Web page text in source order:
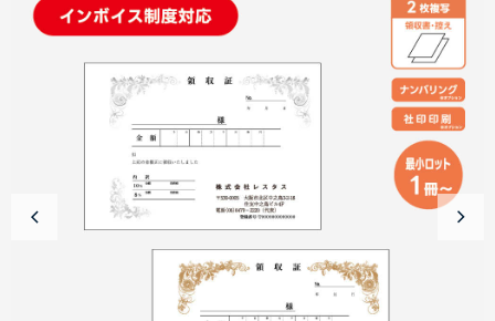
商品カテゴリーから探す
ターゲットから探す